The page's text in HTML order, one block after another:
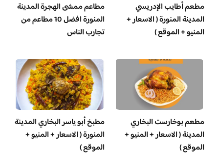
مطعم أطايب الإدريسي
المدينة المنورة ( الاسعار +
المنيو + الموقع )
مطاعم ممشى الهجرة المدينة
المنورة افضل 10 مطاعم من
تجارب الناس
مطعم بوخارست البخاري
المدينة ( الاسعار + المنيو +
الموقع )
مطبخ أبو ياسر البخاري المدينة
المنورة ( الاسعار + المنيو +
الموقع )